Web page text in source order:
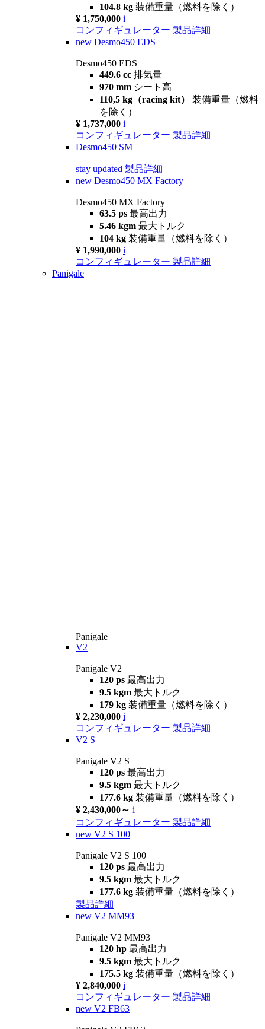
104.8 kg 装備重量（燃料を除く）
¥ 1,750,000 i
コンフィギュレーター 製品詳細
new Desmo450 EDS
Desmo450 EDS
449.6 cc 排気量
970 mm シート高
110,5 kg（racing kit） 装備重量（燃料
を除く）
¥ 1,737,000 i
コンフィギュレーター 製品詳細
Desmo450 SM
stay updated 製品詳細
new Desmo450 MX Factory
Desmo450 MX Factory
63.5 ps 最高出力
5.46 kgm 最大トルク
104 kg 装備重量（燃料を除く）
¥ 1,990,000 i
コンフィギュレーター 製品詳細
Panigale
Panigale
V2
Panigale V2
120 ps 最高出力
9.5 kgm 最大トルク
179 kg 装備重量（燃料を除く）
¥ 2,230,000 i
コンフィギュレーター 製品詳細
V2 S
Panigale V2 S
120 ps 最高出力
9.5 kgm 最大トルク
177.6 kg 装備重量（燃料を除く）
¥ 2,430,000～ i
コンフィギュレーター 製品詳細
new V2 S 100
Panigale V2 S 100
120 ps 最高出力
9.5 kgm 最大トルク
177.6 kg 装備重量（燃料を除く）
製品詳細
new V2 MM93
Panigale V2 MM93
120 hp 最高出力
9.5 kgm 最大トルク
175.5 kg 装備重量（燃料を除く）
¥ 2,840,000 i
コンフィギュレーター 製品詳細
new V2 FB63